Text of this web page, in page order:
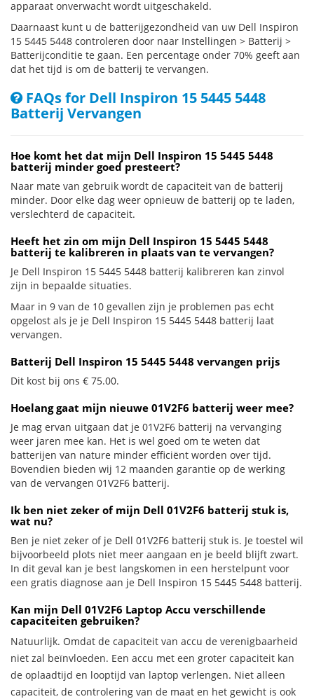
apparaat onverwacht wordt uitgeschakeld.
Daarnaast kunt u de batterijgezondheid van uw Dell Inspiron
15 5445 5448 controleren door naar Instellingen > Batterij >
Batterijconditie te gaan. Een percentage onder 70% geeft aan
dat het tijd is om de batterij te vervangen.
FAQs for Dell Inspiron 15 5445 5448
Batterij Vervangen
Hoe komt het dat mijn Dell Inspiron 15 5445 5448
batterij minder goed presteert?
Naar mate van gebruik wordt de capaciteit van de batterij
minder. Door elke dag weer opnieuw de batterij op te laden,
verslechterd de capaciteit.
Heeft het zin om mijn Dell Inspiron 15 5445 5448
batterij te kalibreren in plaats van te vervangen?
Je Dell Inspiron 15 5445 5448 batterij kalibreren kan zinvol
zijn in bepaalde situaties.
Maar in 9 van de 10 gevallen zijn je problemen pas echt
opgelost als je je Dell Inspiron 15 5445 5448 batterij laat
vervangen.
Batterij Dell Inspiron 15 5445 5448 vervangen prijs
Dit kost bij ons € 75.00.
Hoelang gaat mijn nieuwe 01V2F6 batterij weer mee?
Je mag ervan uitgaan dat je 01V2F6 batterij na vervanging
weer jaren mee kan. Het is wel goed om te weten dat
batterijen van nature minder efficiënt worden over tijd.
Bovendien bieden wij 12 maanden garantie op de werking
van de vervangen 01V2F6 batterij.
Ik ben niet zeker of mijn Dell 01V2F6 batterij stuk is,
wat nu?
Ben je niet zeker of je Dell 01V2F6 batterij stuk is. Je toestel wil
bijvoorbeeld plots niet meer aangaan en je beeld blijft zwart.
In dit geval kan je best langskomen in een herstelpunt voor
een gratis diagnose aan je Dell Inspiron 15 5445 5448 batterij.
Kan mijn Dell 01V2F6 Laptop Accu verschillende
capaciteiten gebruiken?
Natuurlijk. Omdat de capaciteit van accu de verenigbaarheid
niet zal beïnvloeden. Een accu met een groter capaciteit kan
de oplaadtijd en looptijd van laptop verlengen. Niet alleen
capaciteit, de controlering van de maat en het gewicht is ook